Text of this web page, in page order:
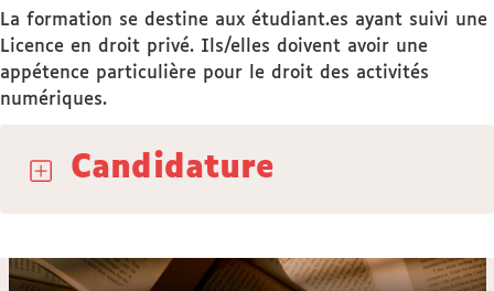
La formation se destine aux étudiant.es ayant suivi une
Licence en droit privé. Ils/elles doivent avoir une
appétence particulière pour le droit des activités
numériques.
Candidature